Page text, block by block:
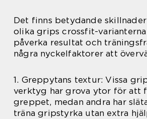
Det finns betydande
olika grips crossfit-varianterna
påverka resultat och
några nyckelfaktorer att
1. Greppytans textur: Vissa
verktyg har grova ytor för att
greppet, medan andra har
träna gripstyrka utan extra